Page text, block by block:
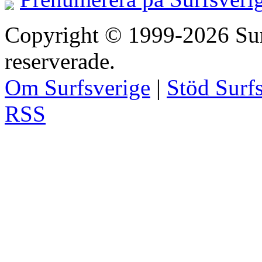
Copyright © 1999-2026
reserverade.
Om Surfsverige | Stöd
RSS